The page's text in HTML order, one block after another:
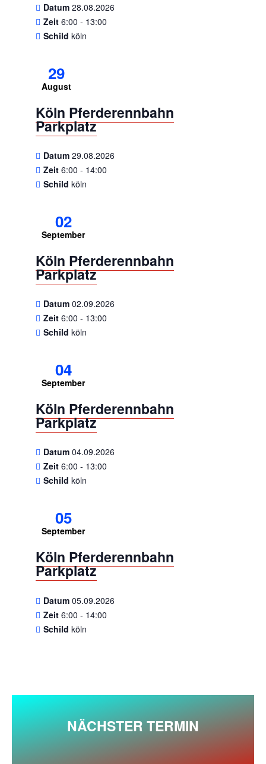
Datum 28.08.2026
Zeit 6:00 - 13:00
Schild köln
29
August
Köln Pferderennbahn
Parkplatz
Datum 29.08.2026
Zeit 6:00 - 14:00
Schild köln
02
September
Köln Pferderennbahn
Parkplatz
Datum 02.09.2026
Zeit 6:00 - 13:00
Schild köln
04
September
Köln Pferderennbahn
Parkplatz
Datum 04.09.2026
Zeit 6:00 - 13:00
Schild köln
05
September
Köln Pferderennbahn
Parkplatz
Datum 05.09.2026
Zeit 6:00 - 14:00
Schild köln
NÄCHSTER TERMIN